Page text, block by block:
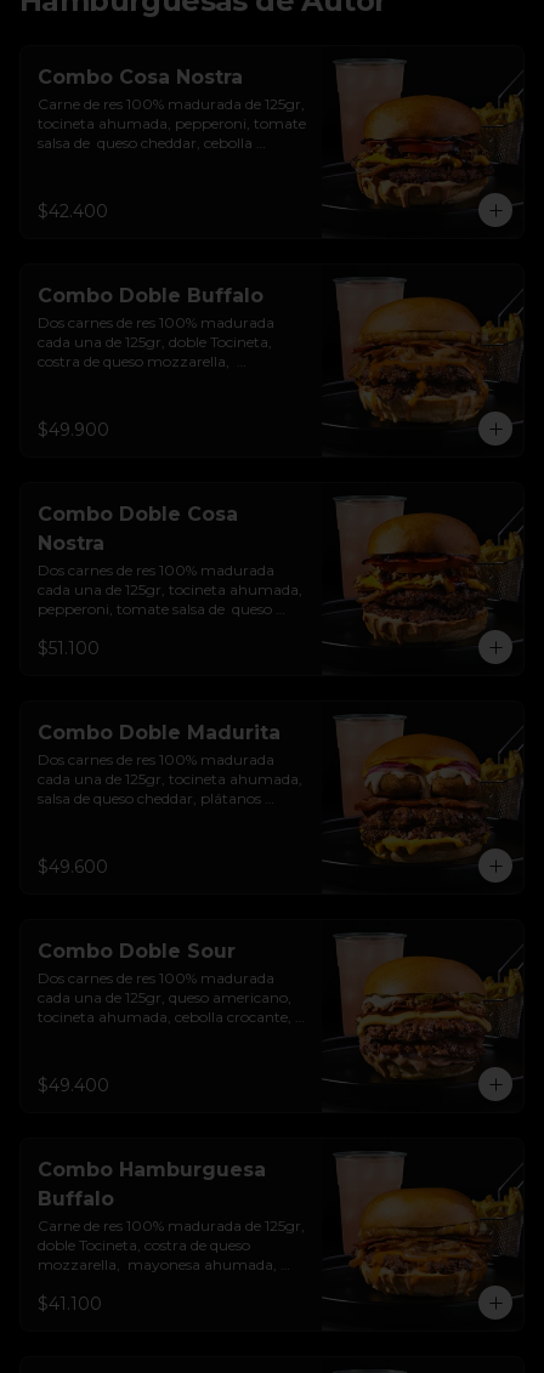
Combo Cosa Nostra
Carne de res 100% madurada de 125gr,
tocineta ahumada, pepperoni, tomate
salsa de  queso cheddar, cebolla
brioche sellado + papas + bebida de la
casa
$42.400
Combo Doble Buffalo
Dos carnes de res 100% madurada
cada una de 125gr, doble Tocineta,
costra de queso mozzarella,
picante y pan brioche sellado + papas
+ bebida de la casa
$49.900
Combo Doble Cosa
Nostra
Dos carnes de res 100% madurada
cada una de 125gr, tocineta ahumada,
pepperoni, tomate salsa de  queso
de arándanos, salsa rosada de
$51.100
Combo Doble Madurita
Dos carnes de res 100% madurada
cada una de 125gr, tocineta ahumada,
salsa de queso cheddar, plátanos
cream de sriracha levemente picante y
pan brioche sellado + papas + bebida
$49.600
Combo Doble Sour
Dos carnes de res 100% madurada
cada una de 125gr, queso americano,
tocineta ahumada, cebolla crocante,
sellado + papas + bebida de la casa
$49.400
Combo Hamburguesa
Buffalo
Carne de res 100% madurada de 125gr,
doble Tocineta, costra de queso
mozzarella,  mayonesa ahumada,
levemente picante y pan brioche
$41.100